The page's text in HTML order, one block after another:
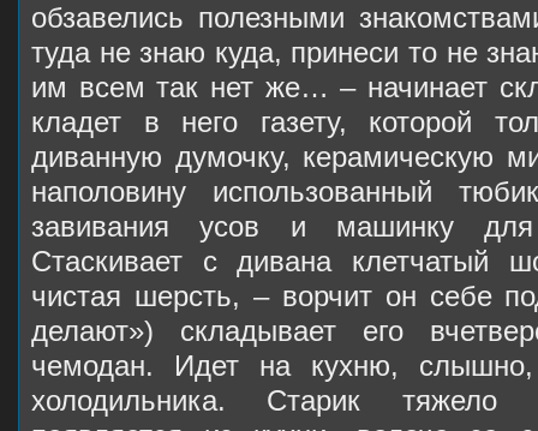
обзавелись полезными
туда не знаю куда, принеси то не
им всем так нет же… – начинает
кладет в него газету, которой
диванную думочку, керамическую
наполовину использованный
завивания усов и машинку для
Стаскивает с дивана клетчатый
чистая шерсть, – ворчит он себе
делают») складывает его
чемодан. Идет на кухню,
холодильника. Старик тяжело